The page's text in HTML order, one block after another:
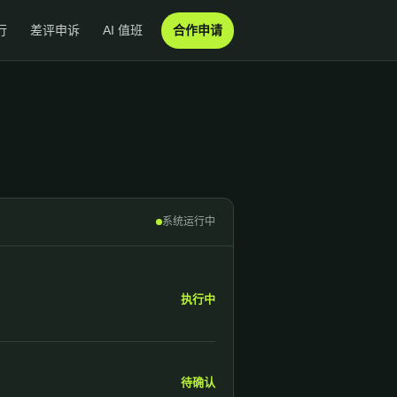
差评申诉 AI 值班 合作申请
系统运行中
执行中
待确认